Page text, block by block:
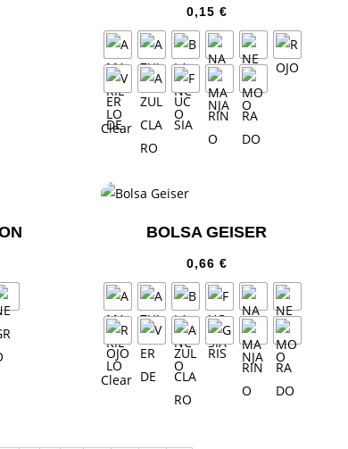
0,15 €
Clear
BOLSA GEISER
0,66 €
Clear